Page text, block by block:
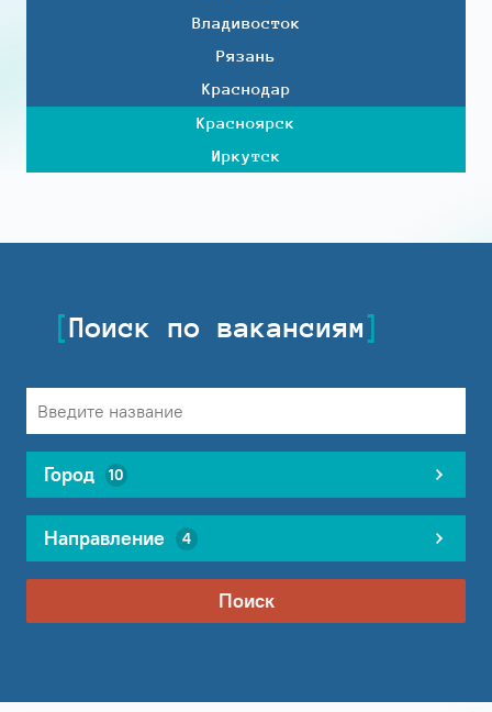
Владивосток
Рязань
Краснодар
Красноярск
Иркутск
Поиск по вакансиям
Город 10
Направление 4
Поиск